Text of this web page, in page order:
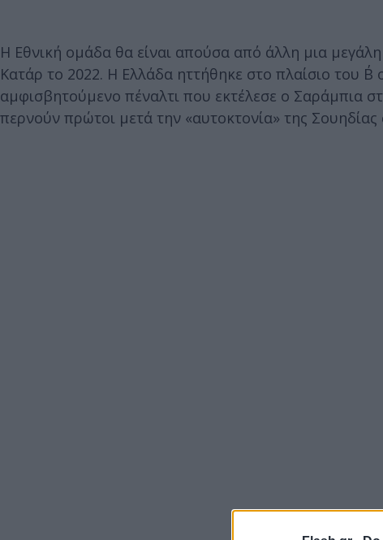
Η Εθνική ομάδα θα είναι απούσα από άλλη μια
Κατάρ το 2022. Η Ελλάδα ηττήθηκε στο πλαίσιο του
αμφισβητούμενο πέναλτι που εκτέλεσε ο Σαράμπια
περνούν πρώτοι μετά την «αυτοκτονία» της